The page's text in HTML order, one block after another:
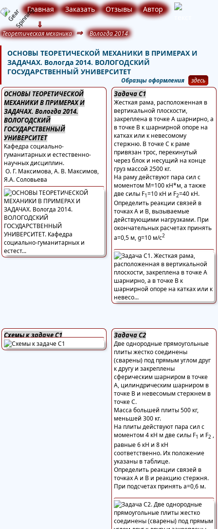
Главная Заказать Отзывы Автор
⇓
Теоретическая механика ⇒ Вологда 2014
ОСНОВЫ ТЕОРЕТИЧЕСКОЙ МЕХАНИКИ В ПРИМЕРАХ И
ЗАДАЧАХ. Вологда 2014. ВОЛОГОДСКИЙ
ГОСУДАРСТВЕННЫЙ УНИВЕРСИТЕТ
Образцы оформления здесь
ОСНОВЫ ТЕОРЕТИЧЕСКОЙ
МЕХАНИКИ В ПРИМЕРАХ И
ЗАДАЧАХ. Вологда 2014.
ВОЛОГОДСКИЙ
ГОСУДАРСТВЕННЫЙ
УНИВЕРСИТЕТ
Кафедра социально-
гуманитарных и естественно-
научных дисциплин.
О. Г. Максимова, А. В. Максимов,
Я.А. Соловьева
Задача С1
Жесткая рама, расположенная в
вертикальной плоскости,
закреплена в точке А шарнирно, а
в точке В к шарнирной опоре на
катках или к невесомому
стержню. В точке С к раме
привязан трос, перекинутый
через блок и несущий на конце
груз массой 2500 кг.
На раму действуют пара сил с
моментом М=100 кН*м, а также
две силы F1=10 кН и F2=40 кН.
Определить реакции связей в
точках А и В, вызываемые
действующими нагрузками. При
окончательных расчетах принять
а=0,5 м, g=10 м/с2
Схемы к задаче С1 Задача С2
Две однородные прямоугольные
плиты жестко соединены
(сварены) под прямым углом друг
к другу и закреплены
сферическим шарниром в точке
А, цилиндрическим шарниром в
точке В и невесомым стержнем в
точке С.
Масса большей плиты 500 кг,
меньшей 300 кг.
На плиты действуют пара сил с
моментом 4 кН м две силы F1 и F2 ,
равные 6 кН и 8 кН
соответственно. Их положение
указаны в таблице.
Определить реакции связей в
точках А и В и реакцию стержня.
При подсчетах принять а=0,6 м.